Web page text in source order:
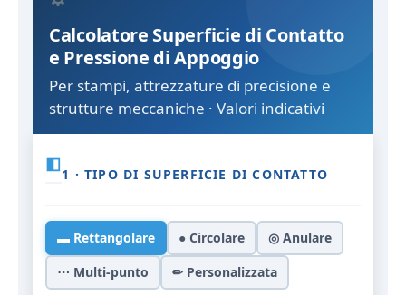
Calcolatore Superficie di Contatto
e Pressione di Appoggio
Per stampi, attrezzature di precisione e
strutture meccaniche · Valori indicativi
◧1 · TIPO DI SUPERFICIE DI CONTATTO
▬ Rettangolare ● Circolare
◎ Anulare
⋯ Multi-punto
✏ Personalizzata